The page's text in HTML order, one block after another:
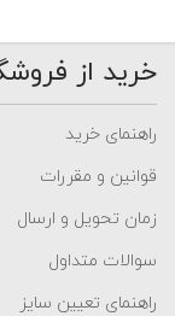
خرید از
راهنمای خرید
قوانین و مقررات
زمان تحویل و ارسال
سوالات متداول
راهنمای تعیین سایز